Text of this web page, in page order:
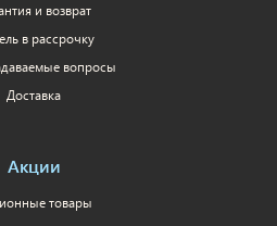
и возврат
в рассрочку
вопросы
Доставка
Акции
товары